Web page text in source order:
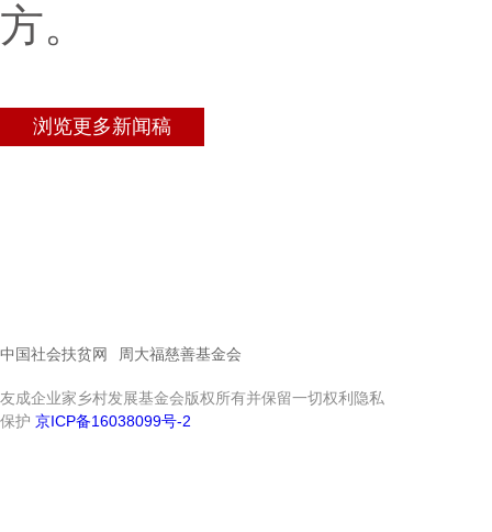
方。
浏览更多新闻稿
中国社会扶贫网 周大福慈善基金会
友成企业家乡村发展基金会版权所有并保留一切权利隐私
保护 京ICP备16038099号-2